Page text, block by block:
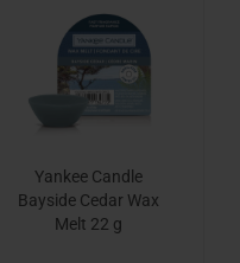
Yankee Candle
Bayside Cedar Wax
Melt 22 g